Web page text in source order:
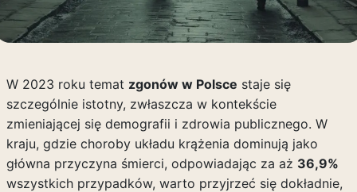
W 2023 roku temat zgonów w Polsce staje się
szczególnie istotny, zwłaszcza w kontekście
zmieniającej się demografii i zdrowia publicznego. W
kraju, gdzie choroby układu krążenia dominują jako
główna przyczyna śmierci, odpowiadając za aż 36,9%
wszystkich przypadków, warto przyjrzeć się dokładnie,